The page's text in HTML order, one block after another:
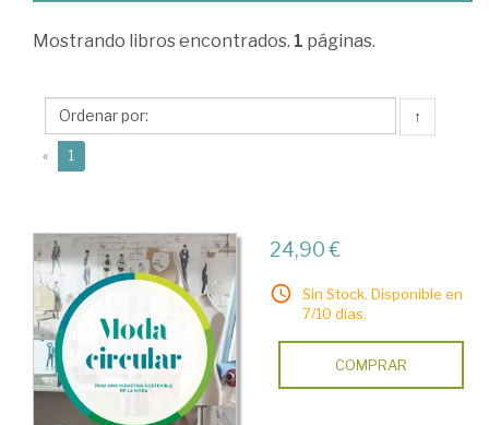
Blum,
Mostrando libros encontrados. 1 páginas.
↑
« 1
24,90 €
Sin Stock. Disponible en
7/10 días.
COMPRAR